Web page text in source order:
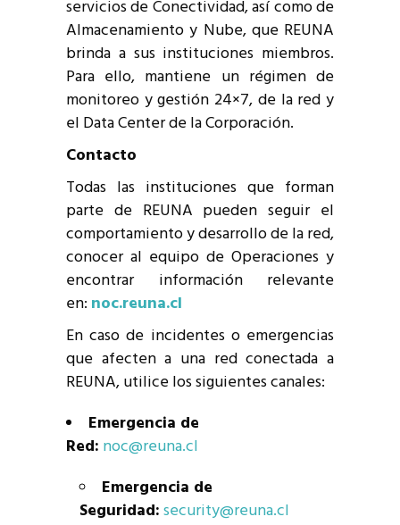
servicios de Conectividad, así como de
Almacenamiento y Nube, que REUNA
brinda a sus instituciones miembros.
Para ello, mantiene un régimen de
monitoreo y gestión 24×7, de la red y
el Data Center de la Corporación.
Contacto
Todas las instituciones que forman
parte de REUNA pueden seguir el
comportamiento y desarrollo de la red,
conocer al equipo de Operaciones y
encontrar información relevante
en: noc.reuna.cl
En caso de incidentes o emergencias
que afecten a una red conectada a
REUNA, utilice los siguientes canales:
Emergencia de
Red: noc@reuna.cl
Emergencia de
Seguridad:security@reuna.cl